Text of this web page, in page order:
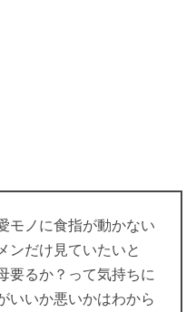
モノに食指が動かない
ンだけ見ていたいと
要るか？って気持ちに
いいか悪いかはわから